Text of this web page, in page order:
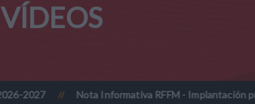
VÍDEOS
// Nota Informativa RFFM - Implantación progresiva